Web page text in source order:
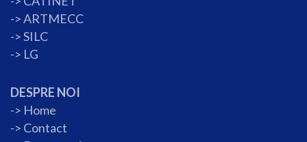
->ARTMECC
->SILC
-> LG
DESPRE NOI
-> Home
-> Contact